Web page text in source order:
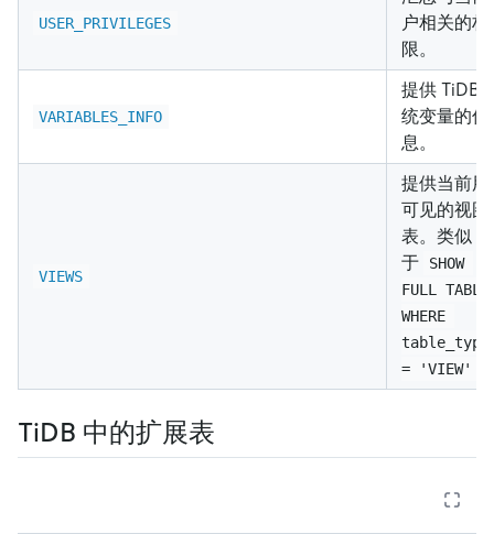
USER_PRIVILEGES
户相关的权
限。
VARIABLES_INFO
提供 TiDB
统变量的信
息。
VIEWS
提供当前用
可见的视图
表。类似
于
SHOW
FULL
WHERE
= 'VIEW'
TiDB 中的扩展表